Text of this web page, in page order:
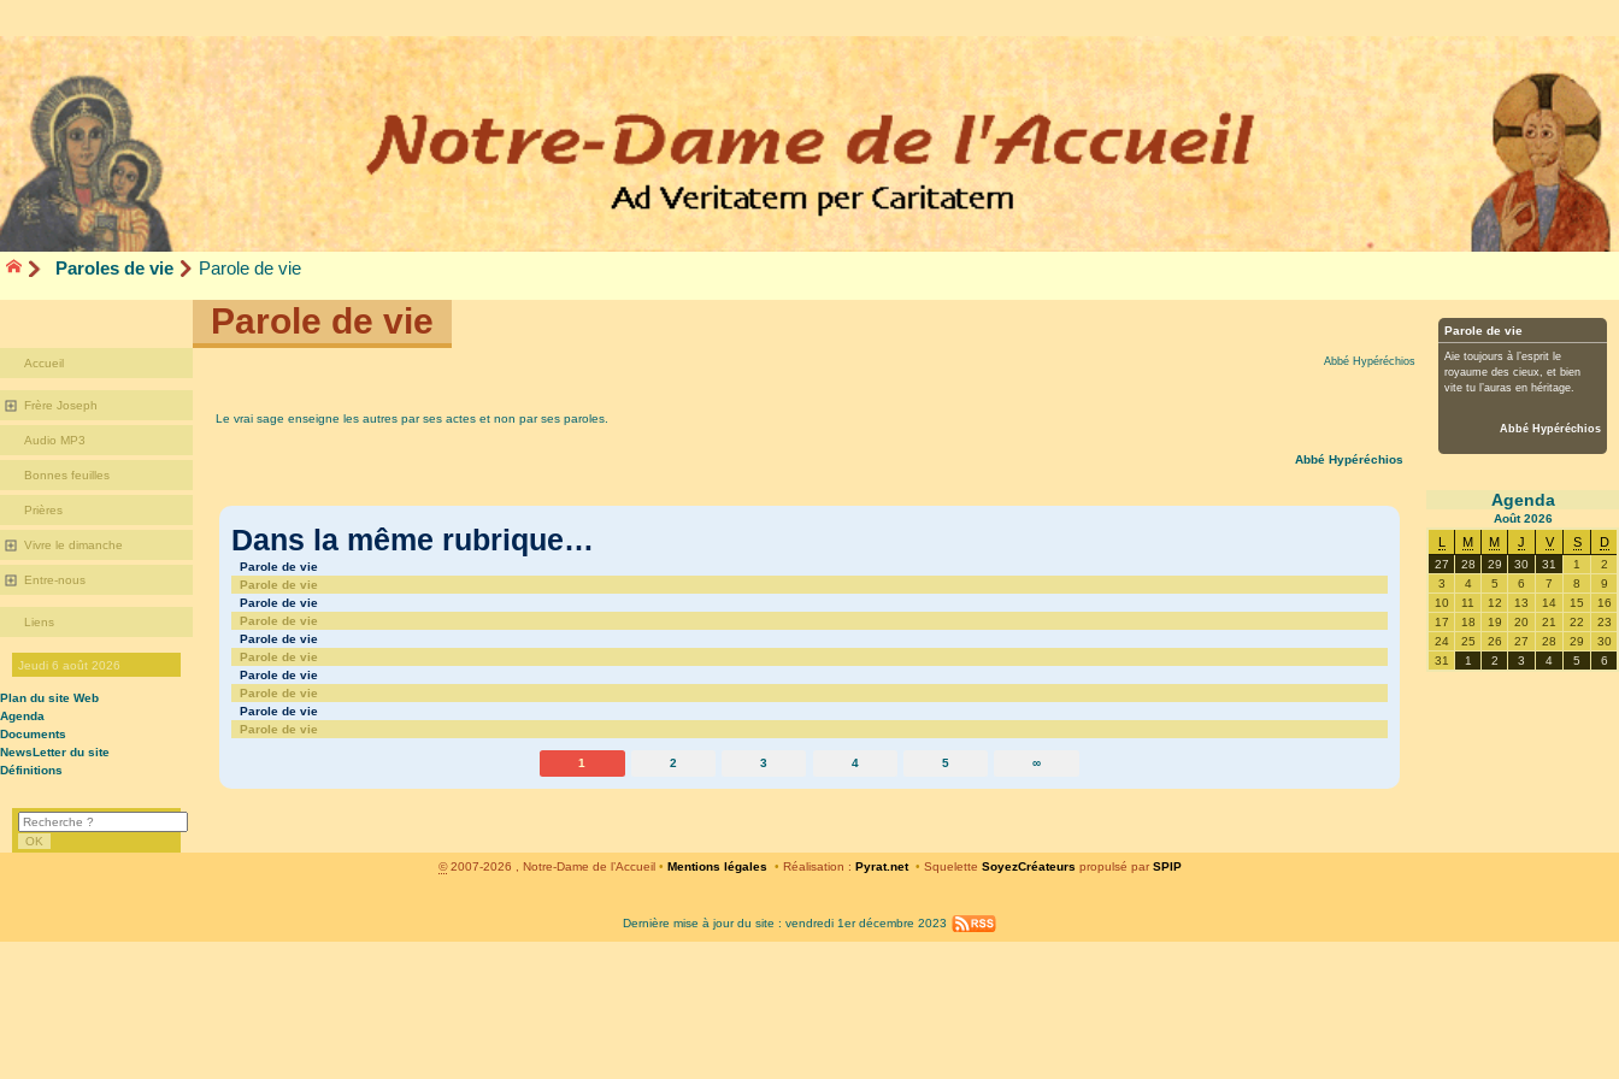
Paroles de vie Parole de vie
Parole de vie
Abbé Hypéréchios
Le vrai sage enseigne les autres par ses actes et non par ses paroles.
Abbé Hypéréchios
Dans la même rubrique…
Parole de vie
Parole de vie
Parole de vie
Parole de vie
Parole de vie
Parole de vie
Parole de vie
Parole de vie
Parole de vie
Parole de vie
1 2 3 4 5 ∞
Accueil
Frère Joseph
Audio MP3
Bonnes feuilles
Prières
Vivre le dimanche
Entre-nous
Liens
Jeudi 6 août 2026
Plan du site Web
Agenda
Documents
NewsLetter du site
Définitions
Parole de vie
Aie toujours à l’esprit le
royaume des cieux, et bien
vite tu l’auras en héritage.
Abbé Hypéréchios
Agenda
Août2026
M M J V S D
27 28 29 30 31 1
2
3
4 5 6 7 8
9
10
11 12 13 14 15
16
17
18 19 20 21 22
23
24
25 26 27 28 29
30
31
1 2 3 4 5 6
©2007-2026 , Notre-Dame de l’Accueil • Mentions légales • Réalisation : Pyrat.net • Squelette SoyezCréateurs propulsé par SPIP
Dernière mise à jour du site : vendredi 1er décembre 2023